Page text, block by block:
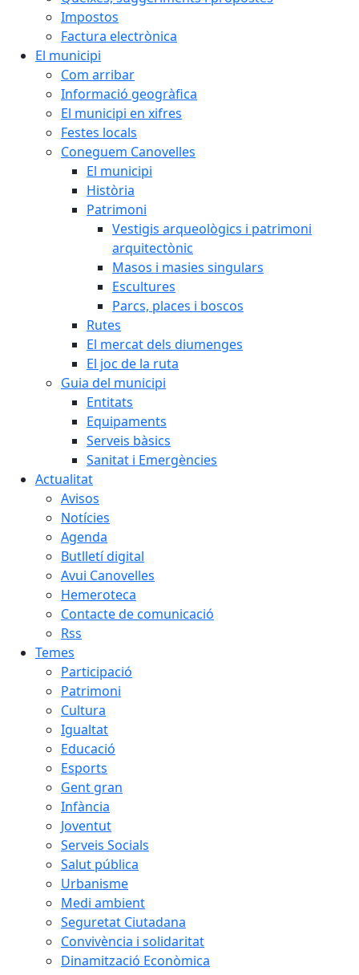
Impostos
Factura electrònica
El municipi
Com arribar
Informació geogràfica
El municipi en xifres
Festes locals
Coneguem Canovelles
El municipi
Història
Patrimoni
Vestigis arqueològics i patrimoni
arquitectònic
Masos i masies singulars
Escultures
Parcs, places i boscos
Rutes
El mercat dels diumenges
El joc de la ruta
Guia del municipi
Entitats
Equipaments
Serveis bàsics
Sanitat i Emergències
Actualitat
Avisos
Notícies
Agenda
Butlletí digital
Avui Canovelles
Hemeroteca
Contacte de comunicació
Rss
Temes
Participació
Patrimoni
Cultura
Igualtat
Educació
Esports
Gent gran
Infància
Joventut
Serveis Socials
Salut pública
Urbanisme
Medi ambient
Seguretat Ciutadana
Convivència i solidaritat
Dinamització Econòmica